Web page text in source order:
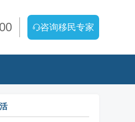
咨询移民专家